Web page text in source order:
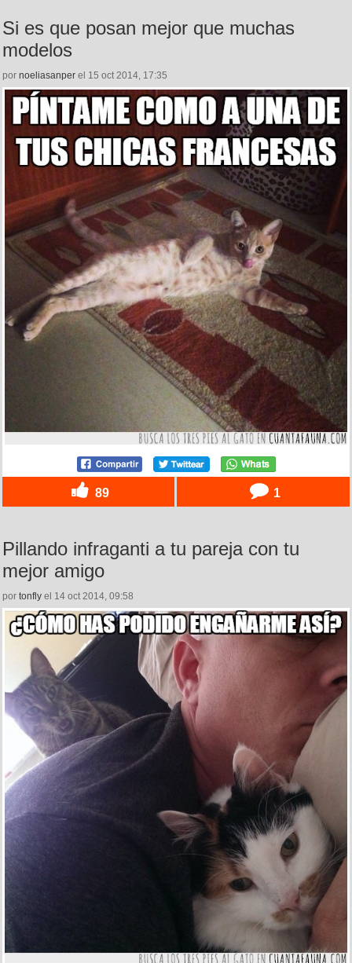
Si es que posan mejor que muchas
modelos
por noeliasanper el 15 oct 2014, 17:35
89 1
Pillando infraganti a tu pareja con tu
mejor amigo
por tonfly el 14 oct 2014, 09:58